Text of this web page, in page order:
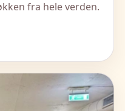
fra hele verden.